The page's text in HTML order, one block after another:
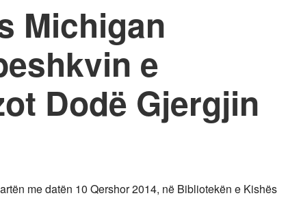
Michigan
e
Dodë Gjergjin
me datën 10 Qershor 2014, në Bibliotekën e Kishës